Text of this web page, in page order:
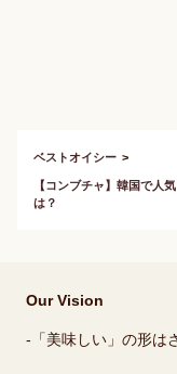
ベストオイシー
【コンブチャ】韓国で人
は？
Our Vision
-「美味しい」の形は